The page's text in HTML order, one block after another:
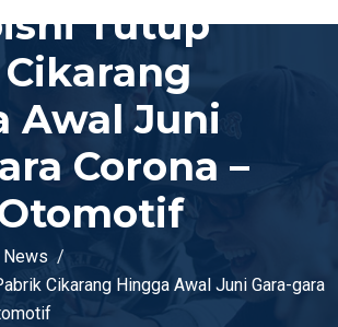
Tutup
Awal Juni
Corona –
News
Cikarang Hingga Awal Juni Gara-gara